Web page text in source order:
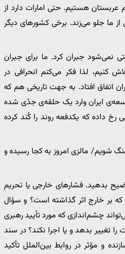
هستیم. حتی امارات دارد از
ما جلو می‌زند. برخی کشورهای دیگر
نمی‌شود جبران کرد. ما برای جبران
کنیم، لذا فکر می‌کنم انحرافی در
اتفاق افتاد. به جهت تاریخی هم که
ایران وارد یک حلقه‌ی جدّی شده
رخ داده که یکدفعه روند را کُند کرده
شویم/ مالزی امروز به کجا رسیده و
بدهید. فشارهای خارجی یا تحریم
بر خارج اثر گذاشته است؟ و سؤال
چشم‌اندازی که مورد تأیید رهبری
تغییر بدهد و یا اجرا نکند؟ در سند
سازنده و مؤثر در روابط بین‌الملل تأکید